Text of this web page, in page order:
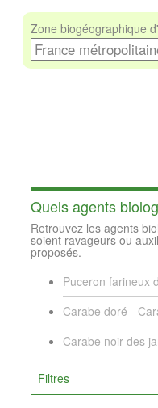
Zone biogéographique
Quels agents
Retrouvez les agents
soient ravageurs ou
proposés.
Puceron farineux
Carabe doré -
Carabe noir des
Filtres